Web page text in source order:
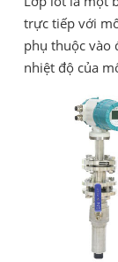
trực tiếp với
phụ thuộc vào
nhiệt độ của